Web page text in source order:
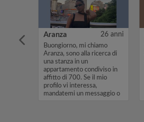
Aranza 26 anni
Buongiorno, mi chiamo
Aranza, sono alla ricerca di
una stanza in un
appartamento condiviso in
affitto di 700. Se il mio
profilo vi interessa,
mandatemi un messaggio o